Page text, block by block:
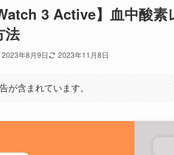
3 Active】血中酸
法
2023年8月9日 2023年11月8日
が含まれています。